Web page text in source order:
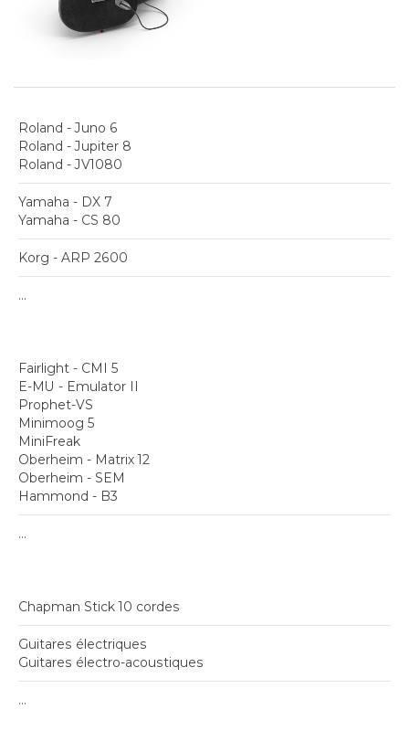
Roland - Juno 6
Roland - Jupiter 8
Roland - JV1080
Yamaha - DX 7
Yamaha - CS 80
Korg - ARP 2600
...
Fairlight - CMI 5
E-MU - Emulator II
Prophet-VS
Minimoog 5
MiniFreak
Oberheim - Matrix 12
Oberheim - SEM
Hammond - B3
...
Chapman Stick 10 cordes
Guitares électriques
Guitares électro-acoustiques
...